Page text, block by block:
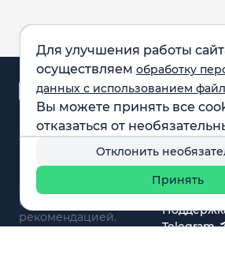
Для улучшения работы
осуществляем обработку
данных с использованием
Вы можете принять все
отказаться от
Отклонить
Принять
Обращаем внимание:
все материалы,
представленные на
сайте, не являются
инвестиционной
рекомендацией.
новости
Карта
Компании
F.A.Q.
Обучение
Вебинары
О нас
Telegram